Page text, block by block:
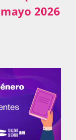
2026